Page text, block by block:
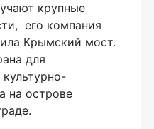
крупные
его компания
Крымский мост.
для
на острове